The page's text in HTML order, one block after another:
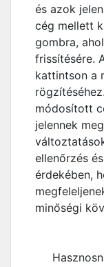
és azok
cég mellett
gombra,
frissítésére.
kattintson a
módosított
jelennek
ellenőrzés
érdekében,
minőségi